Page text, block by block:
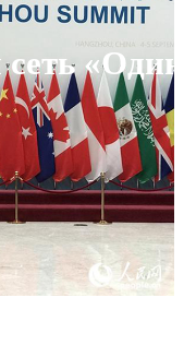
«Один